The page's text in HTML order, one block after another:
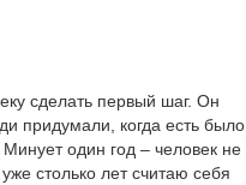
сделать первый шаг. Он
придумали, когда есть было
один год – человек не
столько лет считаю себя